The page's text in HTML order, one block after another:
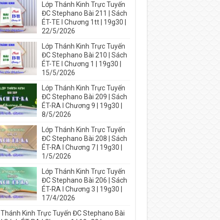
Lớp Thánh Kinh Trực Tuyến
ĐC Stephano Bài 211 | Sách
ÉT-TE I Chương 1tt | 19g30 |
22/5/2026
Lớp Thánh Kinh Trực Tuyến
ĐC Stephano Bài 210 | Sách
ÉT-TE I Chương 1 | 19g30 |
15/5/2026
Lớp Thánh Kinh Trực Tuyến
ĐC Stephano Bài 209 | Sách
ÉT-RA I Chương 9 | 19g30 |
8/5/2026
Lớp Thánh Kinh Trực Tuyến
ĐC Stephano Bài 208 | Sách
ÉT-RA I Chương 7 | 19g30 |
1/5/2026
Lớp Thánh Kinh Trực Tuyến
ĐC Stephano Bài 206 | Sách
ÉT-RA I Chương 3 | 19g30 |
17/4/2026
Kinh Trực Tuyến ĐC Stephano Bài